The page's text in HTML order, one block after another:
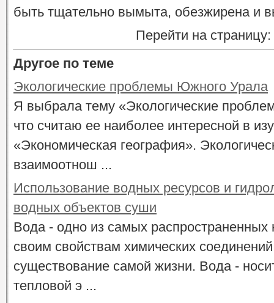
быть тщательно вымыта, обезжирена и
Перейти на страницу:
Другое по теме
Экологические проблемы Южного Урала
Я выбрала тему «Экологические
что считаю ее наиболее интересной в
«Экономическая география».
взаимоотнош ...
Использование водных ресурсов и
водных объектов суши
Вода - одно из самых
своим свойствам химических
существование самой жизни. Вода -
тепловой э ...